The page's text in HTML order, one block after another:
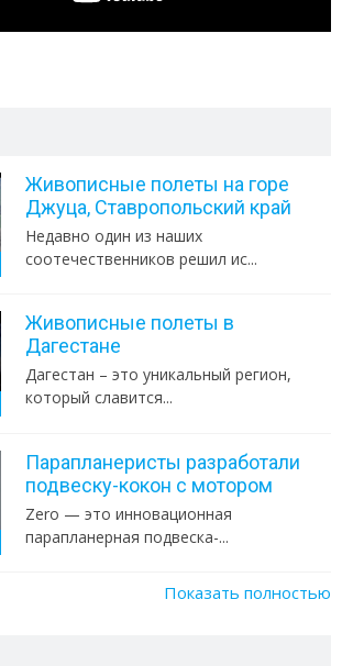
Живописные полеты на горе
Джуца, Ставропольский край
Недавно один из наших
соотечественников решил ис...
Живописные полеты в
Дагестане
Дагестан – это уникальный регион,
который славится...
Парапланеристы разработали
подвеску-кокон с мотором
Zero — это инновационная
парапланерная подвеска-...
Показать полностью